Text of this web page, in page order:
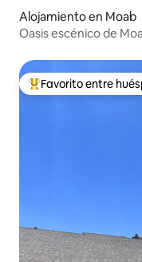
Alojamiento en Moab
Oasis escénico de
Favorito entre
Favorito entre